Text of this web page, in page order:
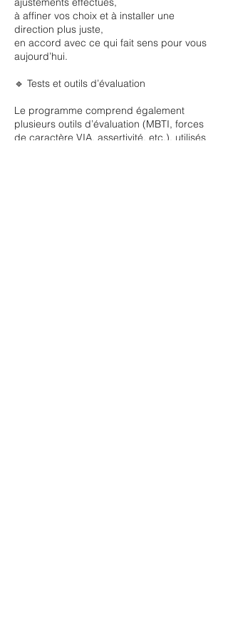
à affiner vos choix et à installer une
direction plus juste,
en accord avec ce qui fait sens pour vous
aujourd’hui.
🔹 Tests et outils d’évaluation
Le programme comprend également
plusieurs outils d’évaluation (MBTI, forces
de caractère VIA, assertivité, etc.), utilisés